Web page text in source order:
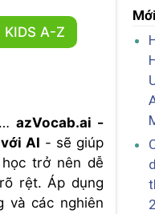
KIDS A-Z
azVocab.ai -
AI - sẽ giúp
trở nên dễ
rệt. Áp dụng
và các nghiên